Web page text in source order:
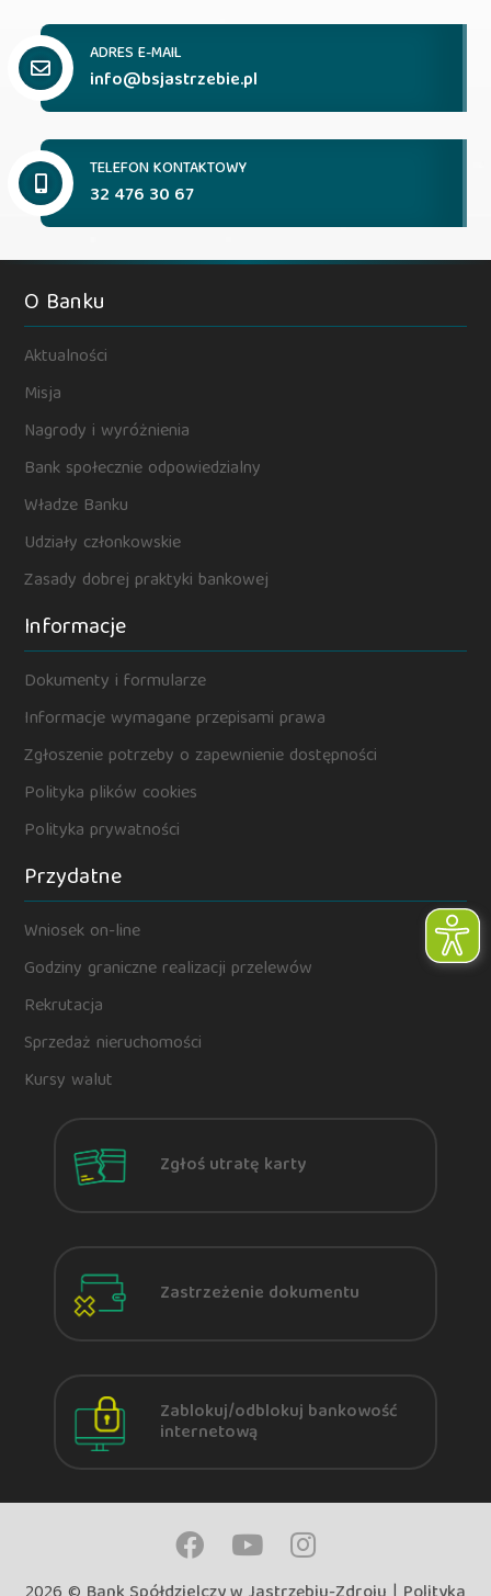
ADRES E-MAIL
info@bsjastrzebie.pl
TELEFON KONTAKTOWY
32 476 30 67
O Banku
Aktualności
Misja
Nagrody i wyróżnienia
Bank społecznie odpowiedzialny
Władze Banku
Udziały członkowskie
Zasady dobrej praktyki bankowej
Informacje
Dokumenty i formularze
Informacje wymagane przepisami prawa
Zgłoszenie potrzeby o zapewnienie dostępności
Polityka plików cookies
Polityka prywatności
Przydatne
Wniosek on-line
Godziny graniczne realizacji przelewów
Rekrutacja
Sprzedaż nieruchomości
Kursy walut
Zgłoś utratę karty
Zastrzeżenie dokumentu
Zablokuj/odblokuj bankowość
internetową